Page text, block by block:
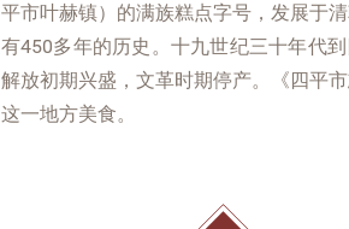
平市叶赫镇）的满族糕点字号，发展于
有450多年的历史。十九世纪三十年代到
解放初期兴盛，文革时期停产。《四平
这一地方美食。